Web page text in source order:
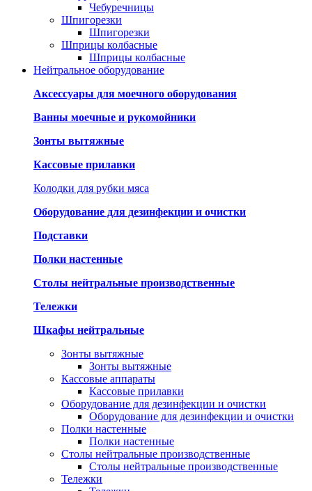
Чебуречницы
Шпигорезки
Шпигорезки
Шприцы колбасные
Шприцы колбасные
Нейтральное оборудование
Аксессуары для моечного оборудования
Ванны моечные и рукомойники
Зонты вытяжные
Кассовые прилавки
Колодки для рубки мяса
Оборудование для дезинфекции и очистки
Подставки
Полки настенные
Столы нейтральные производственные
Тележки
Шкафы нейтральные
Зонты вытяжные
Зонты вытяжные
Кассовые аппараты
Кассовые прилавки
Оборудование для дезинфекции и очистки
Оборудование для дезинфекции и очистки
Полки настенные
Полки настенные
Столы нейтральные производственные
Столы нейтральные производственные
Тележки